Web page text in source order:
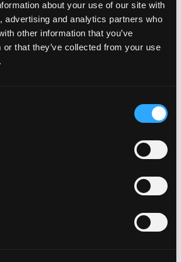
about your use of our site with
advertising and analytics partners who
other information that you’ve
or that they’ve collected from your use
con pinzas, gire una porción de la
las pinzas para asegurarse de que
estén presentes. Colocar
plato.
de semillas de sésamo y las
is hosted by YouTube. Please